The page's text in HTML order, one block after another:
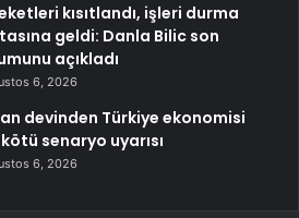
kısıtlandı, işleri durma
geldi: Danla Bilic son
açıkladı
6, 2026
devinden Türkiye ekonomisi
senaryo uyarısı
6, 2026